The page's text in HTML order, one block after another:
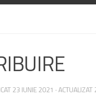
23 IUNIE 2021 · ACTUALIZAT